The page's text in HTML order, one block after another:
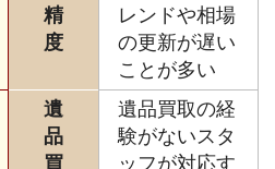
精
度
レンドや相場
の更新が遅い
ことが多い
遺
品
買
遺品買取の経
験がないスタ
ッフが対応す